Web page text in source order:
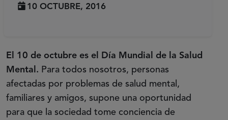
10 OCTUBRE, 2016
El 10 de octubre es el Día Mundial de la Salud
Mental. Para todos nosotros, personas
afectadas por problemas de salud mental,
familiares y amigos, supone una oportunidad
para que la sociedad tome conciencia de